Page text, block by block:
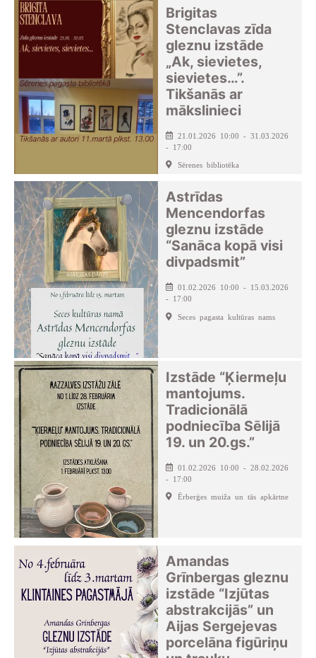
Brigitas
Stenclavas zīda
gleznu izstāde
„Ak, sievietes,
sievietes…”.
Tikšanās ar
mākslinieci
21.01.2026 10:00 - 31.03.2026
- 17:00
Sērenes bibliotēka
Astrīdas
Mencendorfas
gleznu izstāde
“Sanāca kopā visi
divpadsmit”
01.02.2026 10:00 - 15.03.2026
- 17:00
Seces pagasta kultūras nams
Izstāde “Ķiermeļu
mantojums.
Tradicionālā
podniecība Sēlijā
19. un 20.gs.”
01.02.2026 10:00 - 28.02.2026
- 17:00
Ērberģes muiža un tās apkārtne
Amandas
Grīnbergas gleznu
izstāde “Izjūtas
abstrakcijās” un
Aijas Sergejevas
porcelāna figūriņu